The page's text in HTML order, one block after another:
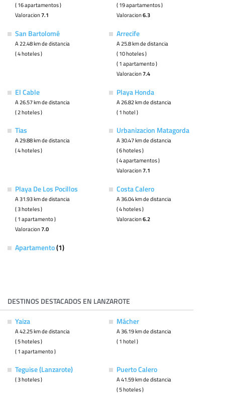
( 16 apartamentos )
Valoracion7.1
( 19 apartamentos )
Valoracion6.3
San Bartolomé
A 22.48 km de distancia
( 4 hoteles )
Arrecife
A 25.8 km de distancia
( 10 hoteles )
( 1 apartamento )
Valoracion7.4
El Cable
A 26.57 km de distancia
( 2 hoteles )
Playa Honda
A 26.82 km de distancia
( 1 hotel )
Tias
A 29.88 km de distancia
( 4 hoteles )
Urbanizacion Matagorda
A 30.47 km de distancia
( 6 hoteles )
( 4 apartamentos )
Valoracion7.1
Playa De Los Pocillos
A 31.93 km de distancia
( 3 hoteles )
( 1 apartamento )
Valoracion7.0
Costa Calero
A 36.04 km de distancia
( 4 hoteles )
Valoracion6.2
Apartamento(1)
DESTINOS DESTACADOS EN LANZAROTE
Yaiza
A 42.25 km de distancia
( 5 hoteles )
( 1 apartamento )
Mácher
A 36.19 km de distancia
( 1 hotel )
Teguise (Lanzarote)
( 3 hoteles )
Puerto Calero
A 41.59 km de distancia
( 5 hoteles )